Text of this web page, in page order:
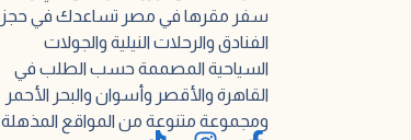
سفر مقرها في مصر تساعدك في حجز
الفنادق والرحلات النيلية والجولات
السياحية المصممة حسب الطلب في
القاهرة والأقصر وأسوان والبحر الأحمر
ومجموعة متنوعة من المواقع المذهلة